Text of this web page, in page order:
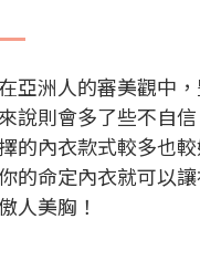
在亞洲人的審美觀中
說則會多了些不自
的內衣款式較多也
的命定內衣就可以
傲人美胸！